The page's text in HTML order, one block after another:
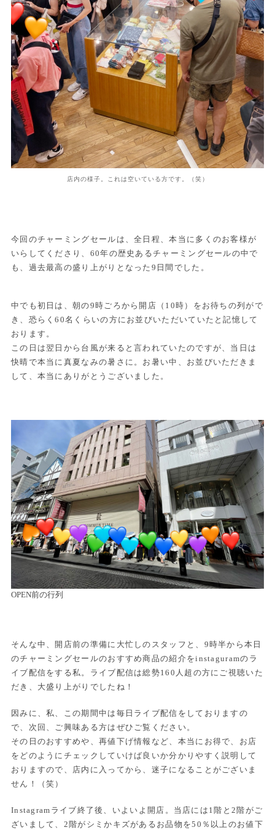
店内の様子。これは空いている方です。（笑）
今回のチャーミングセールは、全日程、本当に多くのお客様が
いらしてくださり、60年の歴史あるチャーミングセールの中で
も、過去最高の盛り上がりとなった9日間でした。
中でも初日は、朝の9時ごろから開店（10時）をお待ちの列がで
き、恐らく60名くらいの方にお並びいただいていたと記憶して
おります。
この日は翌日から台風が来ると言われていたのですが、当日は
快晴で本当に真夏なみの暑さに。お暑い中、お並びいただきま
して、本当にありがとうございました。
OPEN前の行列
そんな中、開店前の準備に大忙しのスタッフと、9時半から本日
のチャーミングセールのおすすめ商品の紹介をinstaguramのラ
イブ配信をする私。ライブ配信は総勢160人超の方にご視聴いた
だき、大盛り上がりでしたね！
因みに、私、この期間中は毎日ライブ配信をしておりますの
で、次回、ご興味ある方はぜひご覧ください。
その日のおすすめや、再値下げ情報など、本当にお得で、お店
をどのようにチェックしていけば良いか分かりやすく説明して
おりますので、店内に入ってから、迷子になることがございま
せん！（笑）
Instagramライブ終了後、いよいよ開店。当店には1階と2階がご
ざいまして、2階がシミかキズがあるお品物を50％以上のお値下